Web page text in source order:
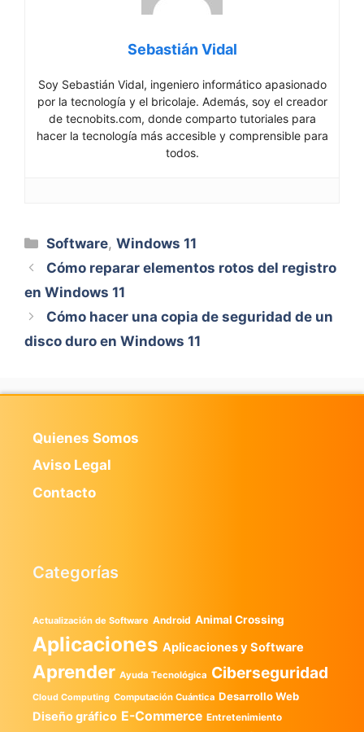
Sebastián Vidal
Soy Sebastián Vidal, ingeniero informático apasionado
por la tecnología y el bricolaje. Además, soy el creador
de tecnobits.com, donde comparto tutoriales para
hacer la tecnología más accesible y comprensible para
todos.
Categorías
Software,Windows 11
Cómo reparar elementos rotos del registro
en Windows 11
Cómo hacer una copia de seguridad de un
disco duro en Windows 11
Quienes Somos
Aviso Legal
Contacto
Categorías
Actualización de Software Android Animal Crossing
Aplicaciones Aplicaciones y Software
Aprender Ayuda Tecnológica Ciberseguridad
Cloud Computing Computación Cuántica Desarrollo Web
Diseño gráfico E-Commerce Entretenimiento